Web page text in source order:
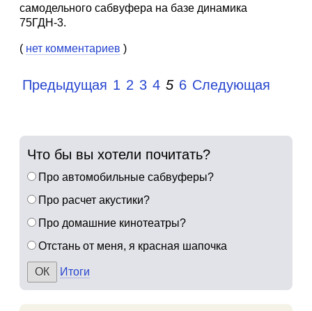
самодельного сабвуфера на базе динамика
75ГДН-3.
( нет комментариев )
Предыдущая 1 2 3 4 5 6 Следующая
Что бы вы хотели почитать?
Про автомобильные сабвуферы?
Про расчет акустики?
Про домашние кинотеатры?
Отстань от меня, я красная шапочка
Итоги